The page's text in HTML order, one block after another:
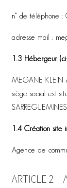
n° de téléphone
adresse mail :
1.3 Hébergeur
MEGANE KLEIN
siège social est
1.4 Création site
Agence de
ARTICLE 2 –